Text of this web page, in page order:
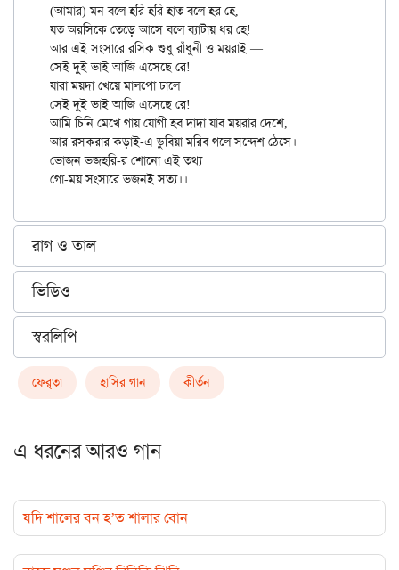
(আমার) মন বলে হরি হরি হাত বলে হর হে,
যত অরসিকে তেড়ে আসে বলে ব্যাটায় ধর হে!
আর এই সংসারে রসিক শুধু রাঁধুনী ও ময়রাই —
সেই দুই ভাই আজি এসেছে রে!
যারা ময়দা খেয়ে মালপো ঢালে
সেই দুই ভাই আজি এসেছে রে!
আমি চিনি মেখে গায় যোগী হব দাদা যাব ময়রার দেশে,
আর রসকরার কড়াই-এ ডুবিয়া মরিব গলে সন্দেশ ঠেসে।
ভোজন ভজহরি-র শোনো এই তথ্য
রাগ ও তাল
ভিডিও
স্বরলিপি
ফের্‌তা হাসির গান কীর্তন
এ ধরনের আরও গান
যদি শালের বন হ’ত শালার বোন